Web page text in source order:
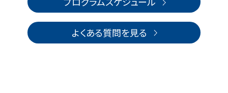
よくある質問を見る